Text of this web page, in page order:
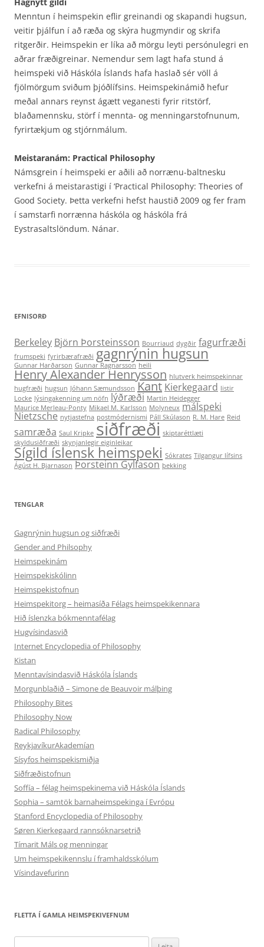
Menntun í heimspekin eflir greinandi og skapandi hugsun,
veitir þjálfun í að ræða og skýra hugmyndir og skrifa
ritgerðir. Heimspekin er líka að mörgu leyti persónulegri en
aðrar fræðigreinar. Nemendur sem lagt hafa stund á
heimspeki við Háskóla Íslands hafa haslað sér völl á
fjölmörgum sviðum þjóðlífsins. Heimspekinámið hefur
meðal annars reynst ágætt veganesti fyrir ritstörf,
blaðamennsku, störf í mennta- og menningarstofnunum,
fyrirtækjum og stjórnmálum.
Meistaranám: Practical Philosophy
Námsgrein í heimspeki er aðili að norrænu-baltnesku
verkefni á meistarastigi í ‘Practical Philosophy: Theories of
Good Society. Þetta verkefni hefst haustið 2009 og fer fram
í samstarfi norrænna háskóla og háskóla frá
Eystrasaltslöndum. Nánar.
EFNISORÐ
Berkeley Björn Þorsteinsson Bourriaud dygðir fagurfræði
frumspeki fyrirbærafræði gagnrýnin hugsun
Gunnar Harðarson Gunnar Ragnarsson heili
Henry Alexander Henrysson hlutverk heimspekinnar
hugfræði hugsun Jóhann Sæmundsson Kant Kierkegaard listir
Locke lýsingakenning um nöfn lýðræði Martin Heidegger
Maurice Merleau-Ponty Mikael M. Karlsson Molyneux málspeki
Nietzsche nytjastefna postmódernismi Páll Skúlason R. M. Hare Reid
samræða Saul Kripke siðfræði skiptaréttlæti
skyldusiðfræði skynjanlegir eiginleikar
Sígild íslensk heimspeki Sókrates Tilgangur lífsins
Ágúst H. Bjarnason Þorsteinn Gylfason þekking
TENGLAR
Gagnrýnin hugsun og siðfræði
Gender and Philsophy
Heimspekinám
Heimspekiskólinn
Heimspekistofnun
Heimspekitorg – heimasíða Félags heimspekikennara
Hið íslenzka bókmenntafélag
Hugvísindasvið
Internet Encyclopedia of Philosophy
Kistan
Menntavísindasvið Háskóla Íslands
Morgunblaðið – Simone de Beauvoir málþing
Philosophy Bites
Philosophy Now
Radical Philosophy
ReykjavíkurAkademían
Sísyfos heimspekismiðja
Siðfræðistofnun
Soffía – félag heimspekinema við Háskóla Íslands
Sophia – samtök barnaheimspekinga í Evrópu
Stanford Encyclopedia of Philosophy
Søren Kierkegaard rannsóknarsetrið
Tímarit Máls og menningar
Um heimspekikennslu í framhaldsskólum
Vísindavefurinn
FLETTA Í GAMLA HEIMSPEKIVEFNUM